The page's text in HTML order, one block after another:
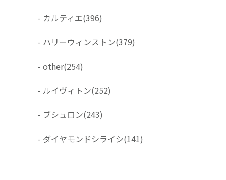
- カルティエ(396)
- ハリーウィンストン(379)
- other(254)
- ルイヴィトン(252)
- ブシュロン(243)
- ダイヤモンドシライシ(141)